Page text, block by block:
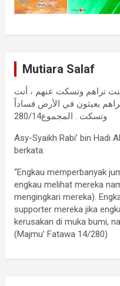
Mutiara Salaf
تراهم وتسكت عنهم ، أنت
يعيثون في الأرض فساداً
وتسكت . المجموع280/14
Asy-Syaikh Rabi’ bin Hadi
berkata:
“Engkau memperbanyak
engkau melihat mereka
mengingkari mereka).
supporter mereka jika
kerusakan di muka bumi,
(Majmu’ Fatawa 14/280)